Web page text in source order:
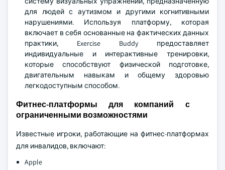
для людей с аутизмом и другими когнитивными
нарушениями. Используя платформу, которая
включает в себя основанные на фактических данных
практики, Exercise Buddy предоставляет
индивидуальные и интерактивные тренировки,
которые способствуют физической подготовке,
двигательным навыкам и общему здоровью
легкодоступным способом.
Фитнес-платформы для компаний с
ограниченными возможностями
Известные игроки, работающие на фитнес-платформах
для инвалидов, включают:
Apple